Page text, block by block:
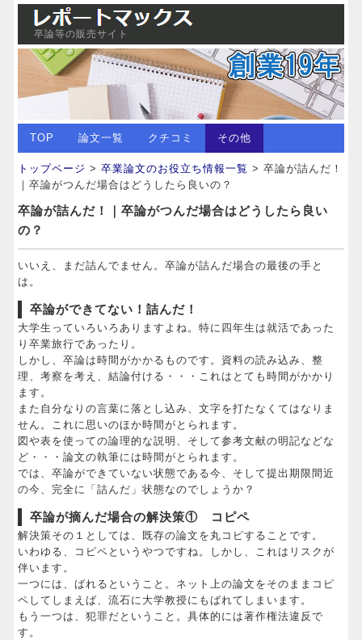
卒論等の販売サイト
TOP 論文一覧 クチコミ その他
トップページ >卒業論文のお役立ち情報一覧 > 卒論が詰んだ！
｜卒論がつんだ場合はどうしたら良いの？
卒論が詰んだ！｜卒論がつんだ場合はどうしたら良い
の？
いいえ、まだ詰んでません。卒論が詰んだ場合の最後の手と
は。
卒論ができてない！詰んだ！
大学生っていろいろありますよね。特に四年生は就活であった
り卒業旅行であったり。
しかし、卒論は時間がかかるものです。資料の読み込み、整
理、考察を考え、結論付ける・・・これはとても時間がかかり
ます。
また自分なりの言葉に落とし込み、文字を打たなくてはなりま
せん。これに思いのほか時間がとられます。
図や表を使っての論理的な説明、そして参考文献の明記などな
ど・・・論文の執筆には時間がとられます。
では、卒論ができていない状態である今、そして提出期限間近
の今、完全に「詰んだ」状態なのでしょうか？
卒論が摘んだ場合の解決策① コピペ
解決策その１としては、既存の論文を丸コピすることです。
いわゆる、コピペというやつですね。しかし、これはリスクが
伴います。
一つには、ばれるということ。ネット上の論文をそのままコピ
ペしてしまえば、流石に大学教授にもばれてしまいます。
もう一つは、犯罪だということ。具体的には著作権法違反で
す。